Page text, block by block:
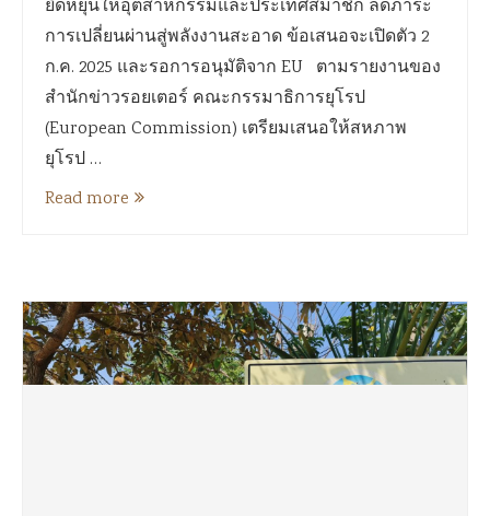
ยืดหยุ่นให้อุตสาหกรรมและประเทศสมาชิก ลดภาระ
การเปลี่ยนผ่านสู่พลังงานสะอาด ข้อเสนอจะเปิดตัว 2
ก.ค. 2025 และรอการอนุมัติจาก EU ตามรายงานของ
สำนักข่าวรอยเตอร์ คณะกรรมาธิการยุโรป
(European Commission) เตรียมเสนอให้สหภาพ
ยุโรป …
Read more